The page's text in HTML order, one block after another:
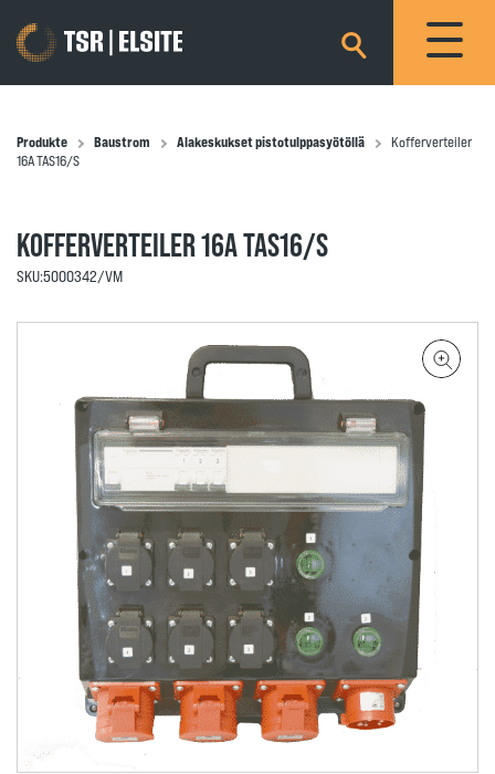
×
Produkte Baustrom Alakeskukset pistotulppasyötöllä
Kofferverteiler
16A TAS16/S
KOFFERVERTEILER 16A TAS16/S
SKU:5000342/VM